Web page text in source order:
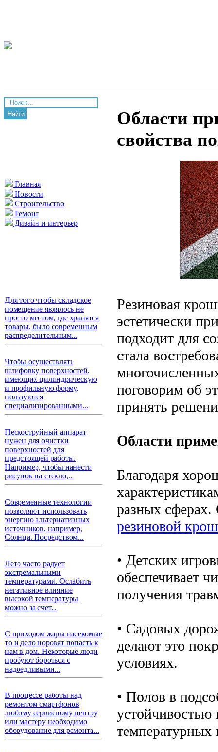
Найти
Главная
Новости
Строительство
Ремонт
Дизайн и интерьер
Для того чтобы складское
помещение являлось не
просто местом, где хранятся
товары, было современным
распределительным...
Чтобы осуществлять
шлифовку поверхностей,
имеющих цилиндрическую
и профильную форму,
пользуются
специализированными...
Пескоструйный аппарат
нужен для очистки
поверхностей для
предстоящей работы.
Например, чтобы нанести
рисунок на стекло,...
Современные технологии
позволяют использовать
энергию альтернативных
источников, например,
Солнца. Посредством...
Лето часто радует
экстремальными
температурами. Ослабить
негативное влияние
высокой температуры
можно за счет...
С приходом жары насекомые
то и дело норовят попасть к
нам в дом. Некоторые люди
пробуют бороться с
надоедливыми...
В процессе работы над
ремонтом смартфонов
любому сервисному центру
или мастеру необходимо
оборудование для ремонта...
Области
свойства
Резиновая
эстетически
подходит для
стала
поговорим об
принять
Области
Благодаря
разных
резиновой
• Детских
обеспечивает
получения
• Садовых
делают это
условиях.
• Полов в
устойчивостью
температурных